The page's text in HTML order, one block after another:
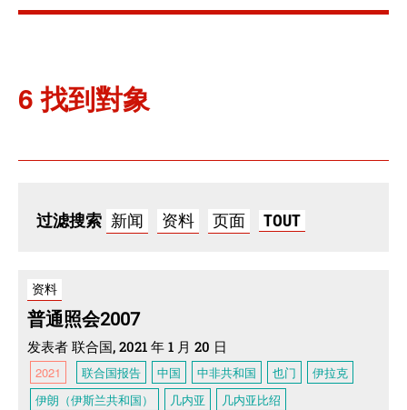
6 找到對象
过滤搜索 新闻 资料 页面 TOUT
资料
普通照会2007
发表者 联合国, 2021 年 1 月 20 日
2021 联合国报告 中国 中非共和国 也门
伊拉克
伊朗（伊斯兰共和国）
几内亚
几内亚比绍